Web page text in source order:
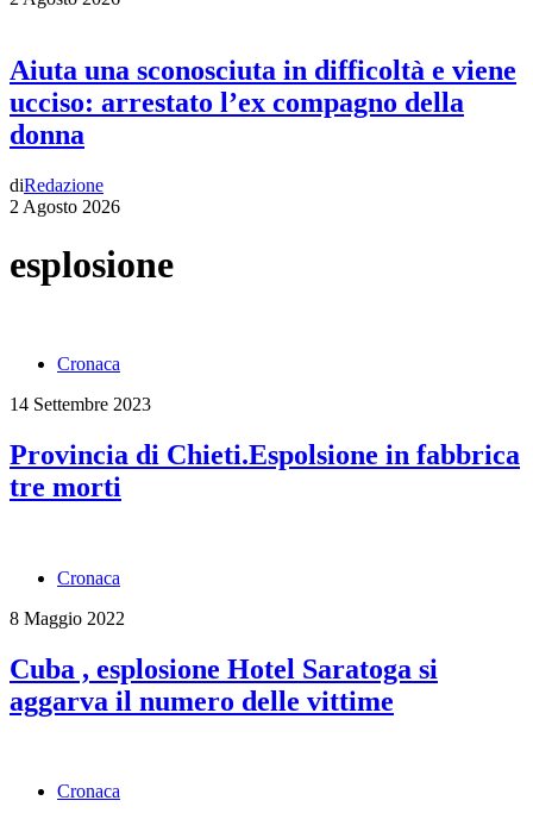
Aiuta una sconosciuta in difficoltà e viene
ucciso: arrestato l’ex compagno della
donna
diRedazione
2 Agosto 2026
esplosione
Cronaca
14 Settembre 2023
Provincia di Chieti.Espolsione in fabbrica
tre morti
Cronaca
8 Maggio 2022
Cuba , esplosione Hotel Saratoga si
aggarva il numero delle vittime
Cronaca